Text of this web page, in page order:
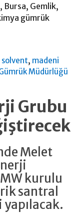
Bursa, Gemlik,
gümrük
solvent, madeni
Müdürlüğü
Grubu
Melet
kurulu
santral